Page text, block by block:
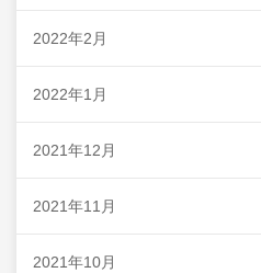
2022年2月
2022年1月
2021年12月
2021年11月
2021年10月